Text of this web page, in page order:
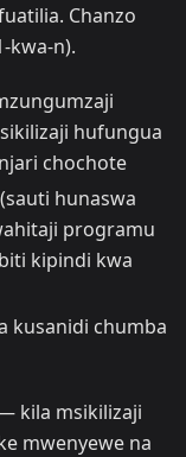
Chanzo
kwa-n).
hufungua
chochote
hunaswa
programu
kipindi kwa
kusanidi chumba
kila msikilizaji
mwenyewe na